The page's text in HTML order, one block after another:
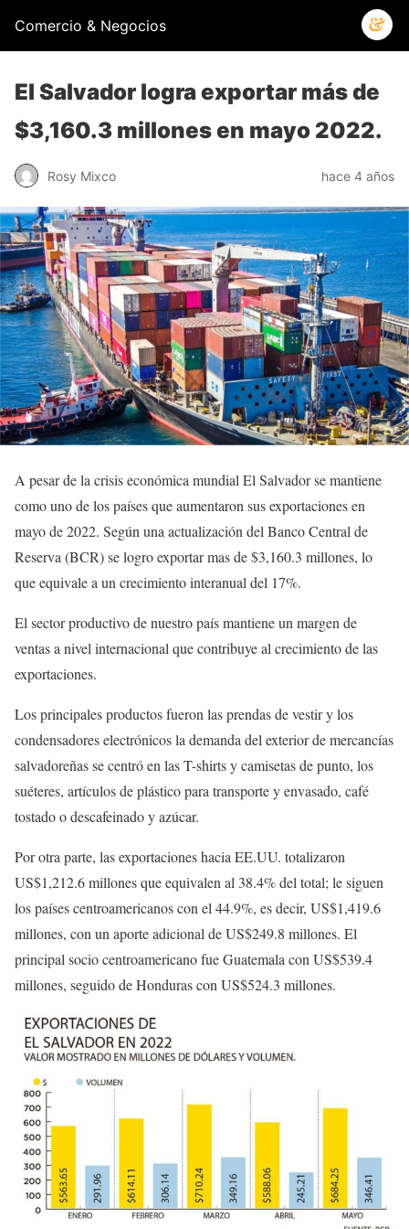
Comercio & Negocios
El Salvador logra exportar más de
$3,160.3 millones en mayo 2022.
Rosy Mixco hace 4 años
A pesar de la crisis económica mundial El Salvador se mantiene
como uno de los países que aumentaron sus exportaciones en
mayo de 2022. Según una actualización del Banco Central de
Reserva (BCR) se logro exportar mas de $3,160.3 millones, lo
que equivale a un crecimiento interanual del 17%.
El sector productivo de nuestro país mantiene un margen de
ventas a nivel internacional que contribuye al crecimiento de las
exportaciones.
Los principales productos fueron las prendas de vestir y los
condensadores electrónicos la demanda del exterior de mercancías
salvadoreñas se centró en las T-shirts y camisetas de punto, los
suéteres, artículos de plástico para transporte y envasado, café
tostado o descafeinado y azúcar.
Por otra parte, las exportaciones hacia EE.UU. totalizaron
US$1,212.6 millones que equivalen al 38.4% del total; le siguen
los países centroamericanos con el 44.9%, es decir, US$1,419.6
millones, con un aporte adicional de US$249.8 millones. El
principal socio centroamericano fue Guatemala con US$539.4
millones, seguido de Honduras con US$524.3 millones.